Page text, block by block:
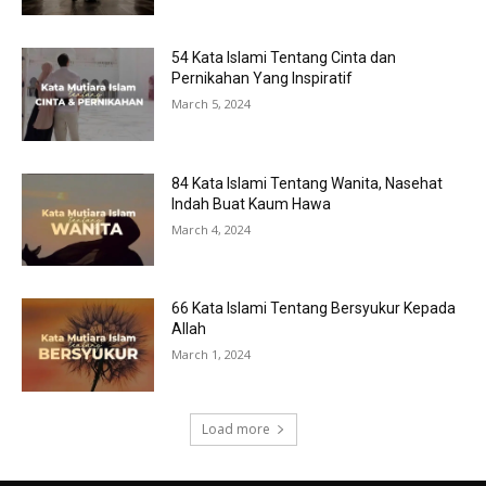
54 Kata Islami Tentang Cinta dan
Pernikahan Yang Inspiratif
March 5, 2024
84 Kata Islami Tentang Wanita, Nasehat
Indah Buat Kaum Hawa
March 4, 2024
66 Kata Islami Tentang Bersyukur Kepada
Allah
March 1, 2024
Load more